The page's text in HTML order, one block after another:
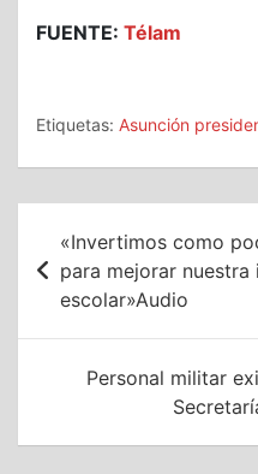
FUENTE: Télam
Etiquetas: Asunción
Navegación
de
entradas
«Invertimos como
para mejorar
escolar»Audio
Personal militar